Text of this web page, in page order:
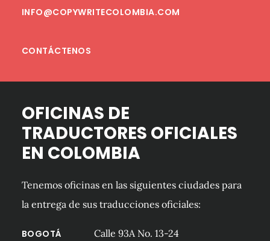
INFO@COPYWRITECOLOMBIA.COM
CONTÁCTENOS
OFICINAS DE
TRADUCTORES OFICIALES
EN COLOMBIA
Tenemos oficinas en las siguientes ciudades para
la entrega de sus traducciones oficiales:
BOGOTÁ
Calle 93A No. 13-24